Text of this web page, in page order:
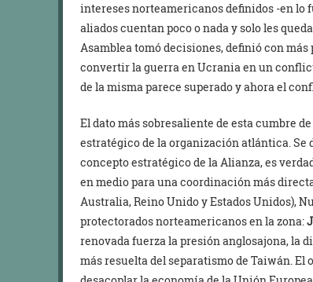
intereses norteamericanos definidos -en lo
aliados cuentan poco o nada y solo les
Asamblea tomó decisiones, definió con
convertir la guerra en Ucrania en un
de la misma parece superado y ahora el
El dato más sobresaliente de esta cumbre
estratégico de la organización atlántica. Se
concepto estratégico de la Alianza, es
en medio para una coordinación más
Australia, Reino Unido y Estados Unidos),
protectorados norteamericanos en la zona:
renovada fuerza la presión anglosajona, la
más resuelta del separatismo de Taiwán.